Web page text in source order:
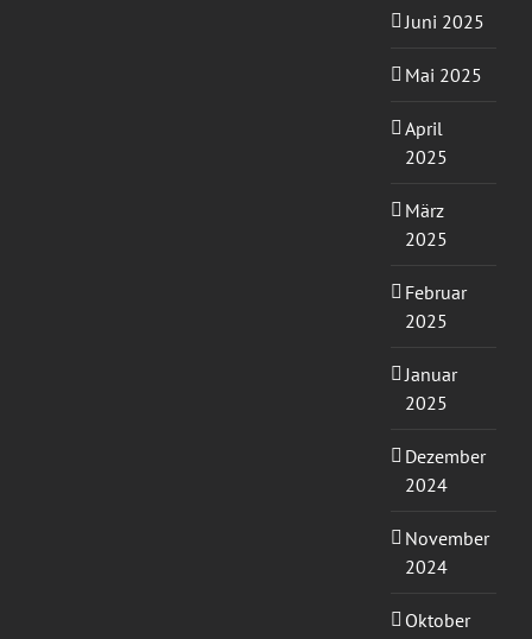
Juni 2025
Mai 2025
April
2025
März
2025
Februar
2025
Januar
2025
Dezember
2024
November
2024
Oktober